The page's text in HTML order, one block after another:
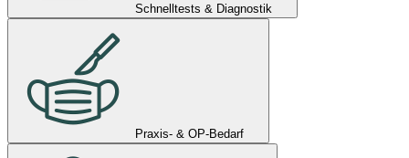
Schnelltests & Diagnostik
Praxis- & OP-Bedarf